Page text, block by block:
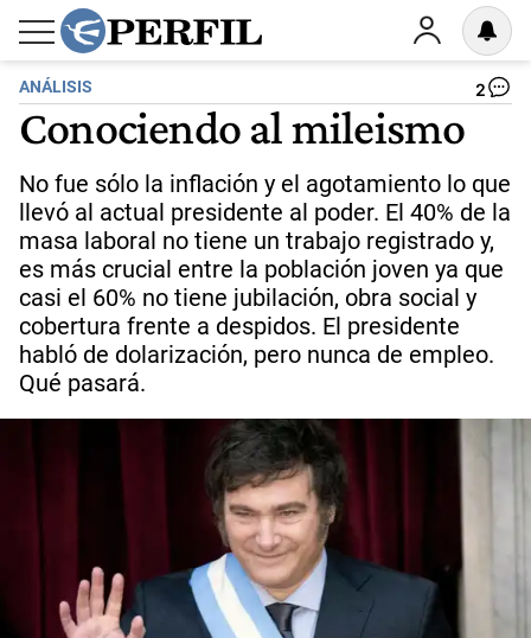
ANÁLISIS 2
Conociendo al mileismo
No fue sólo la inflación y el agotamiento lo que
llevó al actual presidente al poder. El 40% de la
masa laboral no tiene un trabajo registrado y,
es más crucial entre la población joven ya que
casi el 60% no tiene jubilación, obra social y
cobertura frente a despidos. El presidente
habló de dolarización, pero nunca de empleo.
Qué pasará.